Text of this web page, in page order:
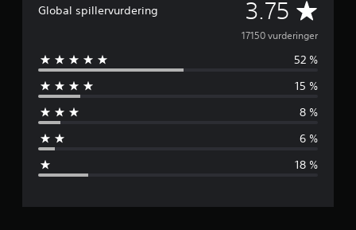
Global spillervurdering 3.75 G
j
e
n
o
s
17150 vurderinger
52 %
15 %
8 %
6 %
18 %